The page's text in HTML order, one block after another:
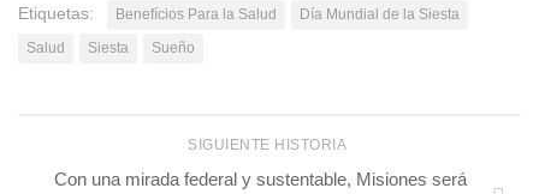
Etiquetas: Benefícios Para la Salud
Día Mundial de la Siesta
Salud
Siesta Sueño
SIGUIENTE HISTORIA
Con una mirada federal y sustentable, Misiones será